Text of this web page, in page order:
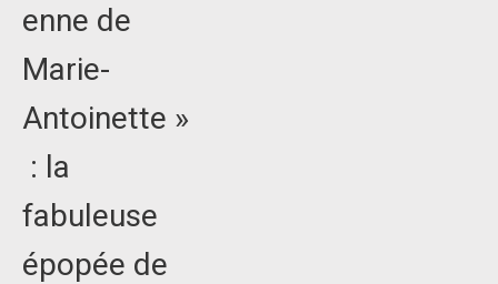
enne de
Marie-
Antoinette »
: la
fabuleuse
épopée de